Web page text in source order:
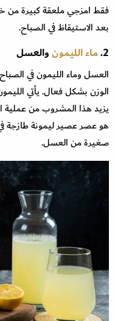
فقط امزجي ملعقة كبيرة من خل
بعد الاستيقاظ في الصباح.
2. ماء الليمونوالعسل
العسل وماء الليمون في
الوزن بشكل فعال. يأتي
يزيد هذا المشروب من عملية
هو عصر عصير ليمونة طازجة
صغيرة من العسل.